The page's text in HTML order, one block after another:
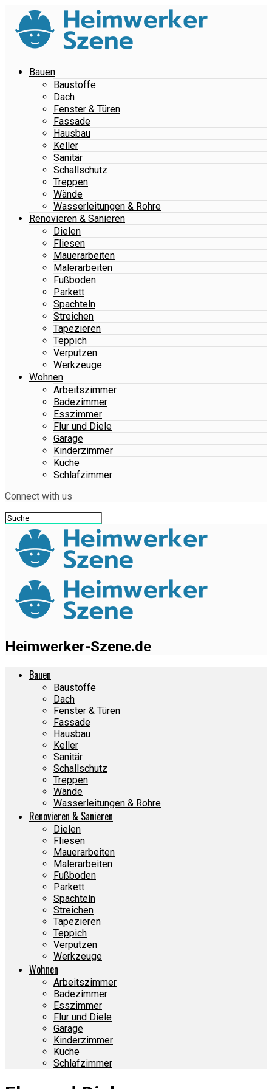
Bauen
Baustoffe
Dach
Fenster & Türen
Fassade
Hausbau
Keller
Sanitär
Schallschutz
Treppen
Wände
Wasserleitungen & Rohre
Renovieren & Sanieren
Dielen
Fliesen
Mauerarbeiten
Malerarbeiten
Fußboden
Parkett
Spachteln
Streichen
Tapezieren
Teppich
Verputzen
Werkzeuge
Wohnen
Arbeitszimmer
Badezimmer
Esszimmer
Flur und Diele
Garage
Kinderzimmer
Küche
Schlafzimmer
Connect with us
Heimwerker-Szene.de
Bauen
Baustoffe
Dach
Fenster & Türen
Fassade
Hausbau
Keller
Sanitär
Schallschutz
Treppen
Wände
Wasserleitungen & Rohre
Renovieren & Sanieren
Dielen
Fliesen
Mauerarbeiten
Malerarbeiten
Fußboden
Parkett
Spachteln
Streichen
Tapezieren
Teppich
Verputzen
Werkzeuge
Wohnen
Arbeitszimmer
Badezimmer
Esszimmer
Flur und Diele
Garage
Kinderzimmer
Küche
Schlafzimmer